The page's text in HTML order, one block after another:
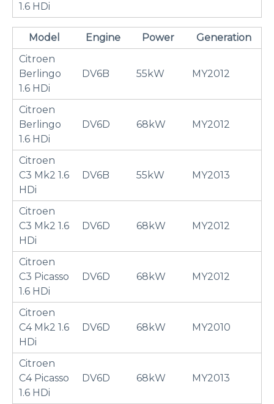
1.6 HDi
Model Engine Power
Generation
Citroen
Berlingo
1.6 HDi
DV6B 55kW MY2012
Citroen
Berlingo
1.6 HDi
DV6D 68kW MY2012
Citroen
C3 Mk2 1.6
HDi
DV6B 55kW MY2013
Citroen
C3 Mk2 1.6
HDi
DV6D 68kW MY2012
Citroen
C3 Picasso
1.6 HDi
DV6D 68kW MY2012
Citroen
C4 Mk2 1.6
HDi
DV6D 68kW MY2010
Citroen
C4 Picasso
1.6 HDi
DV6D 68kW MY2013